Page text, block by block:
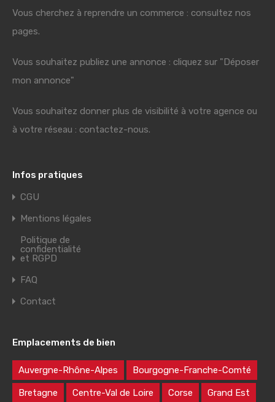
Vous cherchez à reprendre un commerce : consultez nos
pages.
Vous souhaitez publiez une annonce : cliquez sur "Déposer
mon annonce"
Vous souhaitez donner plus de visibilité à votre agence ou
à votre réseau : contactez-nous.
Infos pratiques
CGU
Mentions légales
Politique de
confidentialité
et RGPD
FAQ
Contact
Emplacements de bien
Auvergne-Rhône-Alpes Bourgogne-Franche-Comté
Bretagne Centre-Val de Loire Corse Grand Est